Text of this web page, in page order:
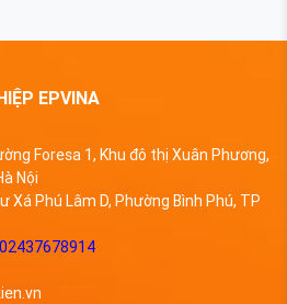
EPVINA
Foresa 1, Khu đô thị Xuân Phương,
Nội
Xá Phú Lâm D, Phường Bình Phú, TP
02437678914